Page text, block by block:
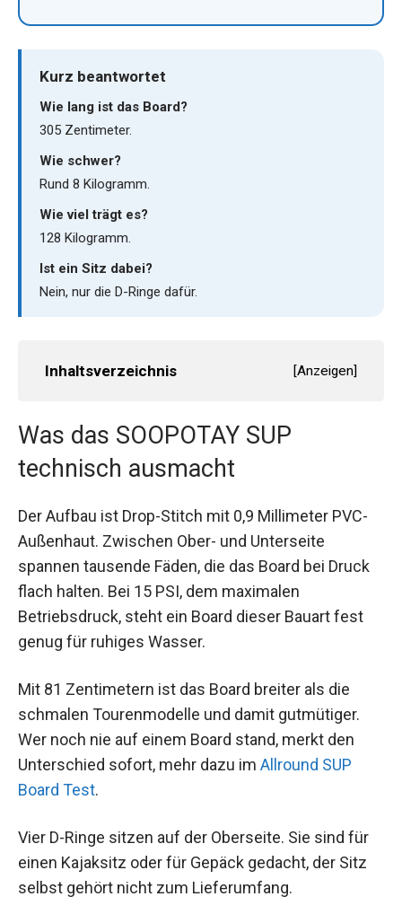
Kurz beantwortet
Wie lang ist das Board?
305 Zentimeter.
Wie schwer?
Rund 8 Kilogramm.
Wie viel trägt es?
128 Kilogramm.
Ist ein Sitz dabei?
Nein, nur die D-Ringe dafür.
Inhaltsverzeichnis [Anzeigen]
Was das SOOPOTAY SUP
technisch ausmacht
Der Aufbau ist Drop-Stitch mit 0,9 Millimeter PVC-
Außenhaut. Zwischen Ober- und Unterseite
spannen tausende Fäden, die das Board bei Druck
flach halten. Bei 15 PSI, dem maximalen
Betriebsdruck, steht ein Board dieser Bauart fest
genug für ruhiges Wasser.
Mit 81 Zentimetern ist das Board breiter als die
schmalen Tourenmodelle und damit gutmütiger.
Wer noch nie auf einem Board stand, merkt den
Unterschied sofort, mehr dazu im Allround SUP
Board Test.
Vier D-Ringe sitzen auf der Oberseite. Sie sind für
einen Kajaksitz oder für Gepäck gedacht, der Sitz
selbst gehört nicht zum Lieferumfang.